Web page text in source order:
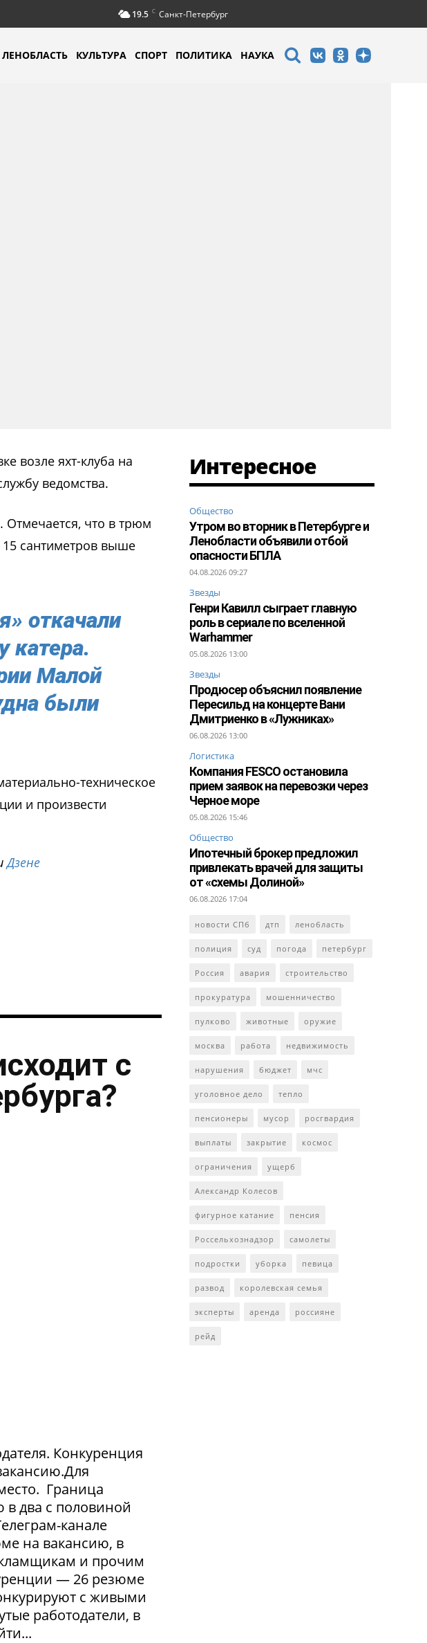
19.5 C Санкт-Петербург
ЛЕНОБЛАСТЬ КУЛЬТУРА СПОРТ ПОЛИТИКА НАУКА
возле яхт-клуба на
ведомства.
Отмечается, что в трюм
15 сантиметров выше
откачали
катера.
Малой
были
техническое
и произвести
Дзене
с
Конкуренция
Граница
два с половиной
канале
на вакансию, в
и прочим
— 26 резюме
с живыми
работодатели, в
Интересное
Общество
Утром во вторник в Петербурге и
Ленобласти объявили отбой
опасности БПЛА
04.08.2026 09:27
Звезды
Генри Кавилл сыграет главную
роль в сериале по вселенной
Warhammer
05.08.2026 13:00
Звезды
Продюсер объяснил появление
Пересильд на концерте Вани
Дмитриенко в «Лужниках»
06.08.2026 13:00
Логистика
Компания FESCO остановила
прием заявок на перевозки через
Черное море
05.08.2026 15:46
Общество
Ипотечный брокер предложил
привлекать врачей для защиты
от «схемы Долиной»
06.08.2026 17:04
новости СПб дтп ленобласть
полиция суд погода петербург
Россия авария строительство
прокуратура мошенничество
пулково животные оружие
москва работа недвижимость
нарушения бюджет мчс
уголовное дело тепло
пенсионеры мусор росгвардия
выплаты закрытие космос
ограничения ущерб
Александр Колесов
фигурное катание пенсия
Россельхознадзор самолеты
подростки уборка певица
развод королевская семья
эксперты аренда россияне
рейд